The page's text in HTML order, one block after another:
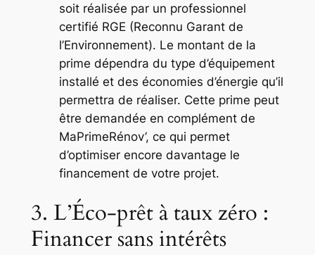
soit réalisée par un professionnel
certifié RGE (Reconnu Garant de
l’Environnement). Le montant de la
prime dépendra du type d’équipement
installé et des économies d’énergie qu’il
permettra de réaliser. Cette prime peut
être demandée en complément de
MaPrimeRénov’, ce qui permet
d’optimiser encore davantage le
financement de votre projet.
3. L’Éco-prêt à taux zéro :
Financer sans intérêts